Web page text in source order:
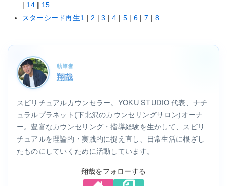
| 14| 15
スターシード再生1 | 2 |3 |4 | 5| 6| 7 | 8
執筆者
翔哉
スピリチュアルカウンセラー。YOKU STUDIO 代表、ナチ
ュラルプラネット(下北沢のカウンセリングサロン)オーナ
ー。豊富なカウンセリング・指導経験を生かして、スピリ
チュアルを理論的・実践的に捉え直し、日常生活に根ざし
たものにしていくために活動しています。
翔哉をフォローする